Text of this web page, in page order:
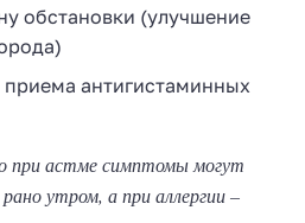
обстановки (улучшение
антигистаминных
астме симптомы могут
утром, а при аллергии –